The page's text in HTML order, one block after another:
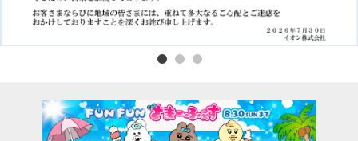
ソーシャル